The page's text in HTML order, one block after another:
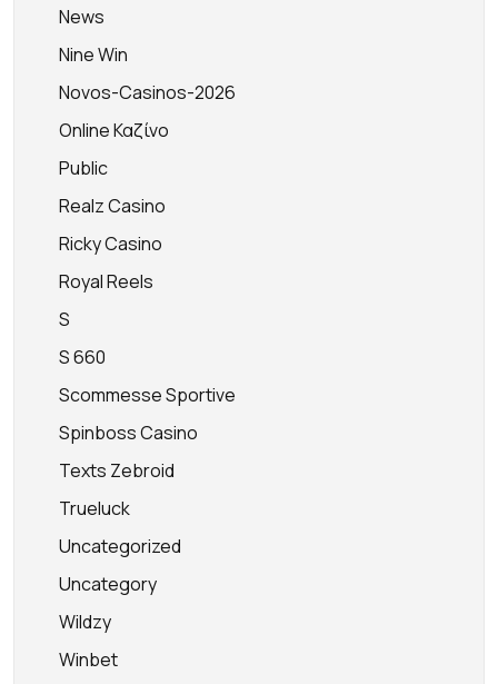
News
Nine Win
Novos-Casinos-2026
Online Καζίνο
Public
Realz Casino
Ricky Casino
Royal Reels
S
S 660
Scommesse Sportive
Spinboss Casino
Texts Zebroid
Trueluck
Uncategorized
Uncategory
Wildzy
Winbet